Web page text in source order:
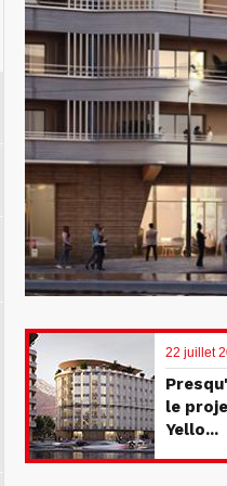
22 juillet
le
Yello...